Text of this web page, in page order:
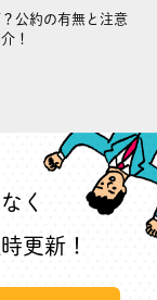
公約の有無と注意
！
く
更新！